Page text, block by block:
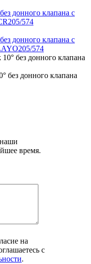
донного клапана с
574
донного клапана с
574
без донного клапана
время.
на
с
.